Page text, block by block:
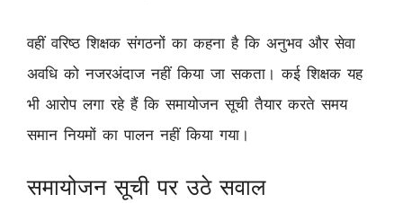
वहीं वरिष्ठ शिक्षक संगठनों का कहना है कि अनुभव और सेवा
अवधि को नजरअंदाज नहीं किया जा सकता। कई शिक्षक यह
भी आरोप लगा रहे हैं कि समायोजन सूची तैयार करते समय
समान नियमों का पालन नहीं किया गया।
समायोजन सूची पर उठे सवाल